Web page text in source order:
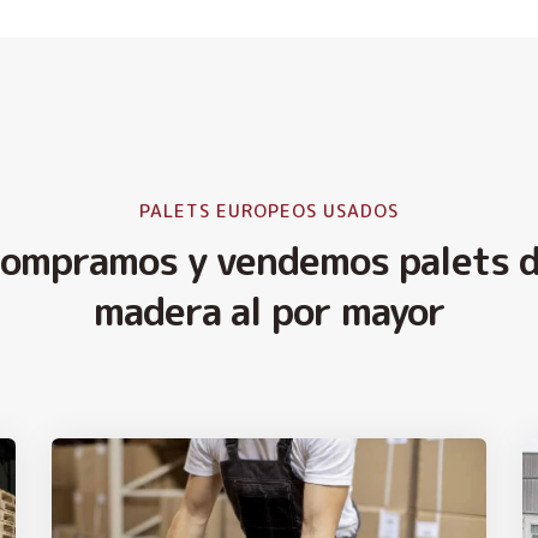
PALETS EUROPEOS USADOS
y vendemos palets
madera al por mayor